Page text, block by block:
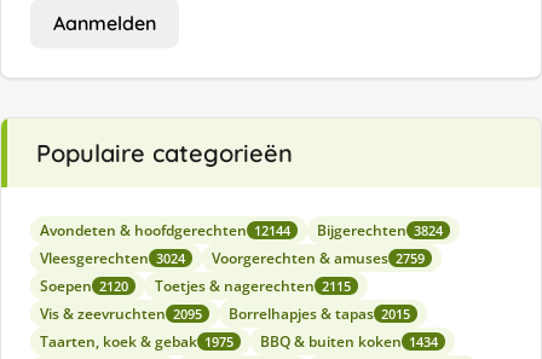
Aanmelden
Populaire categorieën
Avondeten & hoofdgerechten 12144 Bijgerechten 3824
Vleesgerechten 3024 Voorgerechten & amuses 2759
Soepen 2120 Toetjes & nagerechten 2115
Vis & zeevruchten 2095 Borrelhapjes & tapas 2015
Taarten, koek & gebak 1975 BBQ & buiten koken 1434